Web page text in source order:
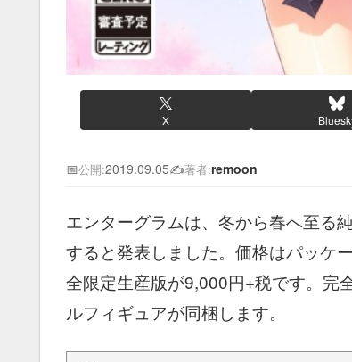
X
📅公開:2019.09.05✍️著者:remoon
エンターグラムは、冬から春へ至る
すると発表しました。価格はパッケ
全限定生産版が9,000円+税です。完
ルフィギュアが同梱します。